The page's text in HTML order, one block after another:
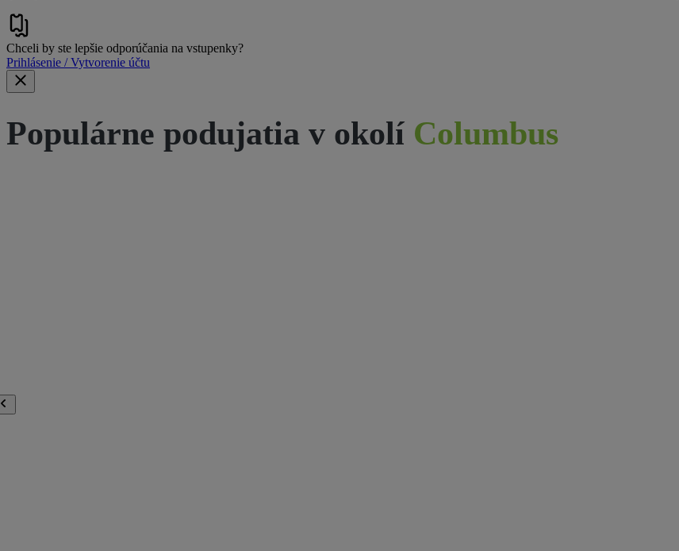
Chceli by ste lepšie odporúčania na vstupenky?
Prihlásenie / Vytvorenie účtu
Populárne podujatia v okolí Columbus